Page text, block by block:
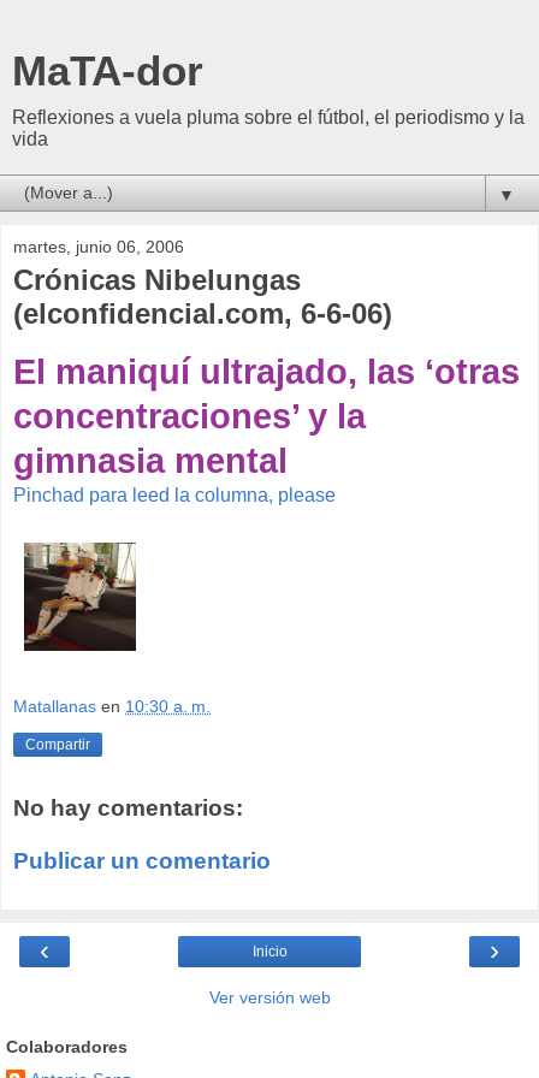
MaTA-dor
Reflexiones a vuela pluma sobre el fútbol, el periodismo y la
vida
▼
martes, junio 06, 2006
Crónicas Nibelungas
(elconfidencial.com, 6-6-06)
El maniquí ultrajado, las ‘otras
concentraciones’ y la
gimnasia mental
Pinchad para leed la columna, please
Matallanas en 10:30 a. m.
Compartir
No hay comentarios:
Publicar un comentario
‹ ›
Inicio
Ver versión web
Colaboradores